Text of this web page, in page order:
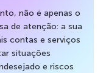
não é apenas o
de atenção: a sua
contas e serviços
situações
e riscos